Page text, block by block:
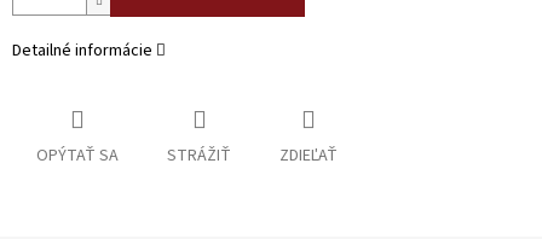
Detailné informácie
OPÝTAŤ SA STRÁŽIŤ ZDIEĽAŤ